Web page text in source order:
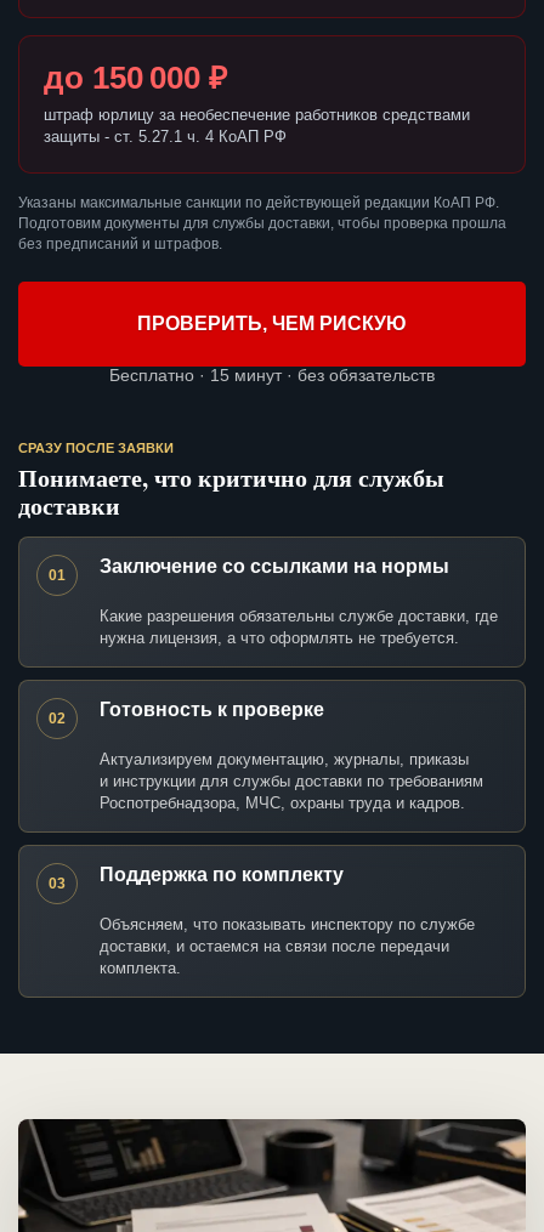
до 150 000 ₽
штраф юрлицу за необеспечение работников средствами
защиты - ст. 5.27.1 ч. 4 КоАП РФ
Указаны максимальные санкции по действующей редакции КоАП РФ.
Подготовим документы для службы доставки, чтобы проверка прошла
без предписаний и штрафов.
ПРОВЕРИТЬ, ЧЕМ РИСКУЮ
Бесплатно · 15 минут · без обязательств
СРАЗУ ПОСЛЕ ЗАЯВКИ
Понимаете, что критично для службы
доставки
01 Заключение со ссылками на нормы
Какие разрешения обязательны службе доставки, где
нужна лицензия, а что оформлять не требуется.
02 Готовность к проверке
Актуализируем документацию, журналы, приказы
и инструкции для службы доставки по требованиям
Роспотребнадзора, МЧС, охраны труда и кадров.
03 Поддержка по комплекту
Объясняем, что показывать инспектору по службе
доставки, и остаемся на связи после передачи
комплекта.